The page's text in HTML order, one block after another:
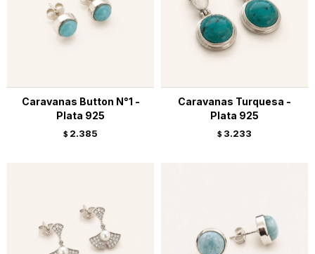
Caravanas Button N°1 -
Plata 925
$ 2.385
Caravanas Turquesa -
Plata 925
$ 3.233